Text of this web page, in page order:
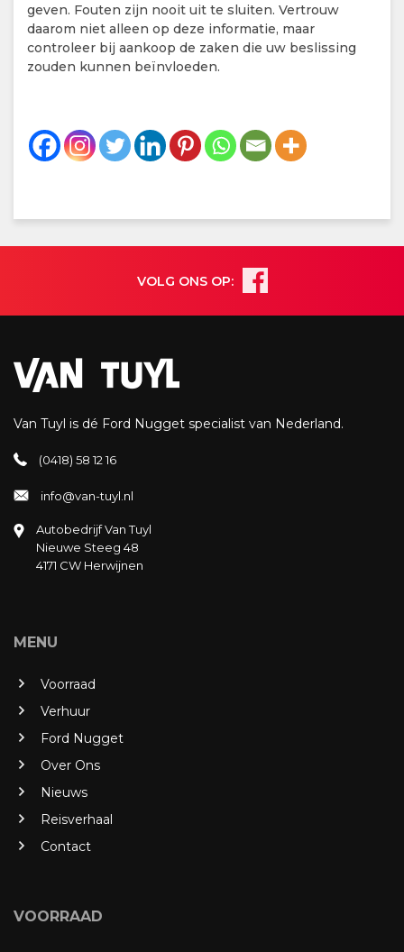
geven. Fouten zijn nooit uit te sluiten. Vertrouw
daarom niet alleen op deze informatie, maar
controleer bij aankoop de zaken die uw beslissing
zouden kunnen beïnvloeden.
VOLG ONS OP:
Van Tuyl is dé Ford Nugget specialist van Nederland.
(0418) 58 12 16
info@van-tuyl.nl
Autobedrijf Van Tuyl
Nieuwe Steeg 48
4171 CW Herwijnen
MENU
Voorraad
Verhuur
Ford Nugget
Over Ons
Nieuws
Reisverhaal
Contact
VOORRAAD